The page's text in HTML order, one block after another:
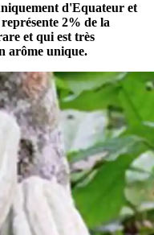
d'Equateur et
2% de la
et qui est très
arôme unique.